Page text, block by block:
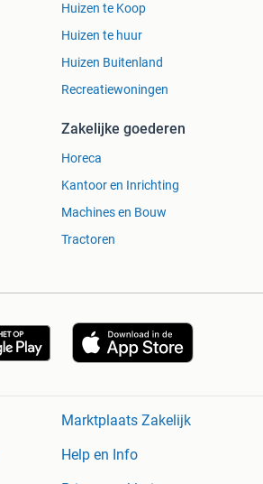
Huizen te Koop
Huizen te huur
Huizen Buitenland
Recreatiewoningen
Zakelijke goederen
Horeca
Kantoor en Inrichting
Machines en Bouw
Tractoren
Marktplaats Zakelijk
Help en Info